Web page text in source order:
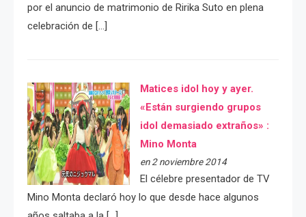
por el anuncio de matrimonio de Ririka Suto en plena
celebración de […]
Matices idol hoy y ayer.
«Están surgiendo grupos
idol demasiado extraños» :
Mino Monta
en 2 noviembre 2014
El célebre presentador de TV
Mino Monta declaró hoy lo que desde hace algunos